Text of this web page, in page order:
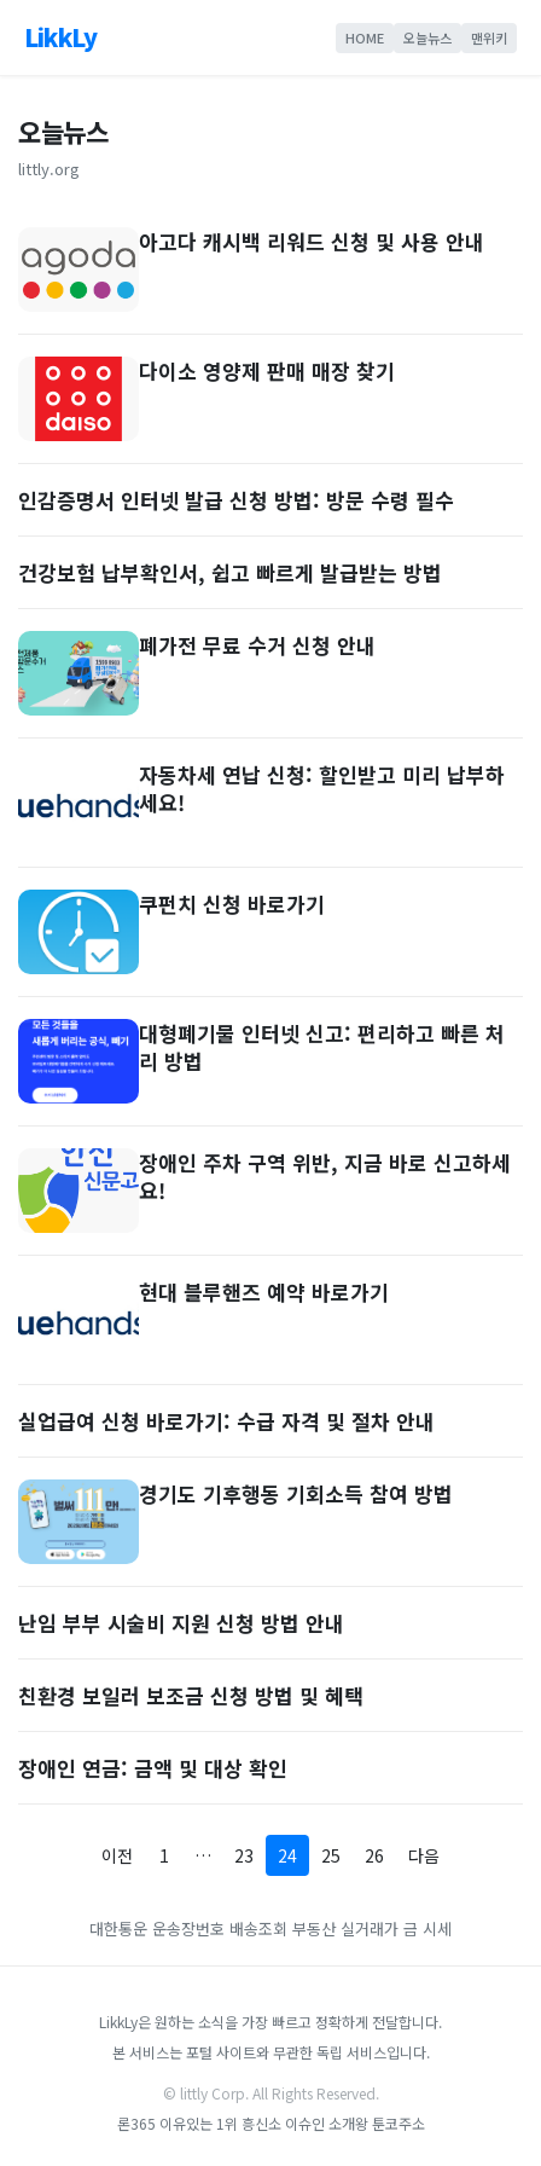
LikkLy HOME 오늘뉴스 맨위키
오늘뉴스
littly.org
아고다 캐시백 리워드 신청 및 사용 안내
다이소 영양제 판매 매장 찾기
인감증명서 인터넷 발급 신청 방법: 방문 수령 필수
건강보험 납부확인서, 쉽고 빠르게 발급받는 방법
폐가전 무료 수거 신청 안내
자동차세 연납 신청: 할인받고 미리 납부하
세요!
쿠펀치 신청 바로가기
대형폐기물 인터넷 신고: 편리하고 빠른 처
리 방법
장애인 주차 구역 위반, 지금 바로 신고하세
요!
현대 블루핸즈 예약 바로가기
실업급여 신청 바로가기: 수급 자격 및 절차 안내
경기도 기후행동 기회소득 참여 방법
난임 부부 시술비 지원 신청 방법 안내
친환경 보일러 보조금 신청 방법 및 혜택
장애인 연금: 금액 및 대상 확인
이전 1 … 23 24 25 26 다음
대한통운 운송장번호 배송조회 부동산 실거래가 금 시세
LikkLy은 원하는 소식을 가장 빠르고 정확하게 전달합니다.
본 서비스는 포털 사이트와 무관한 독립 서비스입니다.
© littly Corp. All Rights Reserved.
론365 이유있는 1위 흥신소 이슈인 소개왕 툰코주소